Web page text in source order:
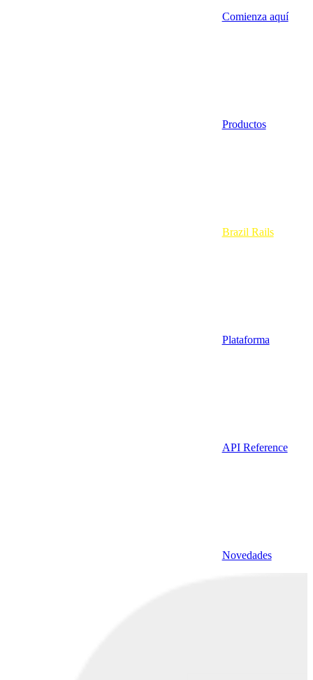
Comienza aquí
Productos
Brazil Rails
Plataforma
API Reference
Novedades